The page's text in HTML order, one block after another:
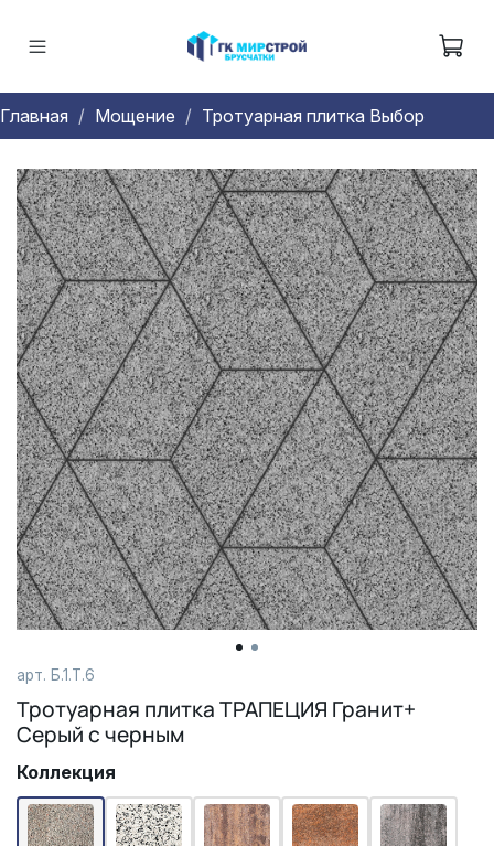
Главная Мощение Тротуарная плитка Выбор
арт. Б.1.Т.6
Тротуарная плитка ТРАПЕЦИЯ Гранит+
Серый с черным
Коллекция